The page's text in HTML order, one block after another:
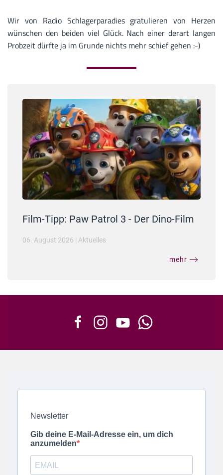
Wir von Radio Schlagerparadies gratulieren von Herzen
wünschen den beiden viel Glück. Nach einer derart langen
Probzeit dürfte ja im Grunde nichts mehr schief gehen :-)
Film-Tipp: Paw Patrol 3 - Der Dino-Film
06. August 2026 | Aktuelles
mehr